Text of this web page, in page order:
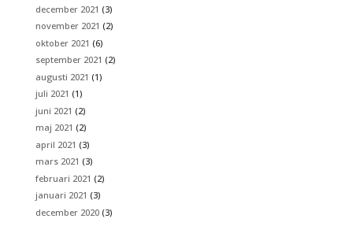
december 2021 (3)
november 2021 (2)
oktober 2021 (6)
september 2021 (2)
augusti 2021 (1)
juli 2021 (1)
juni 2021 (2)
maj 2021 (2)
april 2021 (3)
mars 2021 (3)
februari 2021 (2)
januari 2021 (3)
december 2020(3)